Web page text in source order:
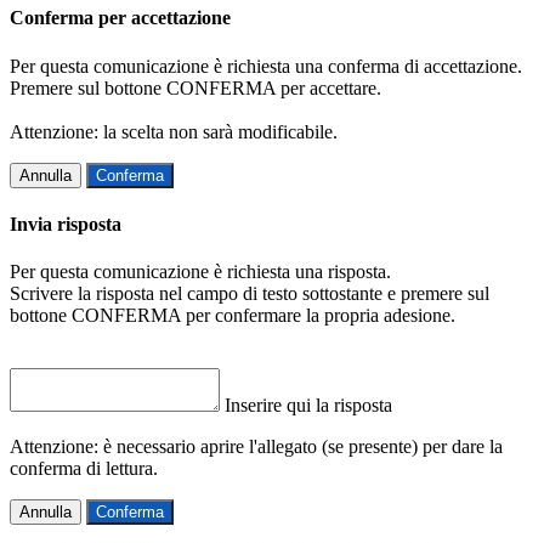
Conferma per accettazione
Per questa comunicazione è richiesta una conferma di accettazione.
Premere sul bottone CONFERMA per accettare.
Attenzione: la scelta non sarà modificabile.
Annulla Conferma
Invia risposta
Per questa comunicazione è richiesta una risposta.
Scrivere la risposta nel campo di testo sottostante e premere sul
bottone CONFERMA per confermare la propria adesione.
Inserire qui la risposta
Attenzione: è necessario aprire l'allegato (se presente) per dare la
conferma di lettura.
Annulla Conferma